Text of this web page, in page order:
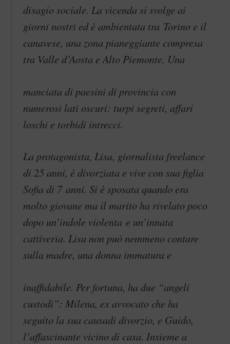
disagio sociale. La vicenda si svolge ai
giorni nostri ed è ambientata tra Torino e il
canavese, una zona pianeggiante compresa
tra Valle d’Aosta e Alto Piemonte. Una
manciata di paesini di provincia con
numerosi lati oscuri: turpi segreti, affari
loschi e torbidi intrecci.
La protagonista, Lisa, giornalista freelance
di 25 anni, è divorziata e vive con sua figlia
Sofia di 7 anni. Si è sposata quando era
molto giovane ma il marito ha rivelato poco
dopo un’indole violenta e un’innata
cattiveria. Lisa non può nemmeno contare
sulla madre, una donna immatura e
inaffidabile. Per fortuna, ha due “angeli
custodi”: Milena, ex avvocato che ha
seguito la sua causadi divorzio, e Guido,
l’affascinante vicino di casa. Insieme a